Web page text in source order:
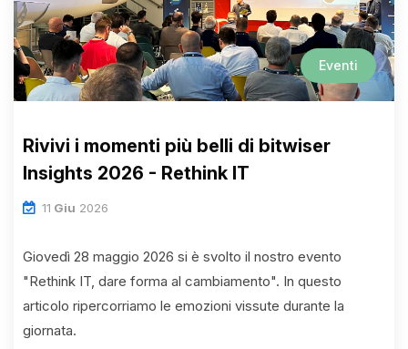
Soluzioni
News
Jobs
Eventi
Rivivi i momenti più belli di bitwiser
Insights 2026 - Rethink IT
11 Giu 2026
Giovedì 28 maggio 2026 si è svolto il nostro evento
"Rethink IT, dare forma al cambiamento". In questo
articolo ripercorriamo le emozioni vissute durante la
giornata.